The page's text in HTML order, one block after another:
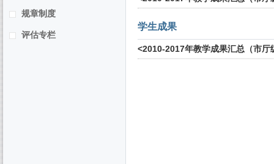
规章制度
评估专栏
学生成果
<2010-2017年教学成果汇总（市厅